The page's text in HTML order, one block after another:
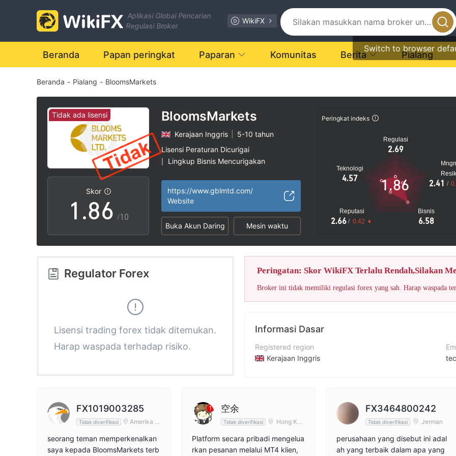
Aplikasi Global Pencarian
Regulasi Broker
WikiFX
Switch to browser
Beranda Papan peringkat Paparan Komunitas Berita Pialang
Beranda - Pialang - BloomsMarkets
Tidak ada lisensi
Skor
0
1
2
3
5
6
8
9
.
2
3
4
5
6
7
8
9
0
1
2
3
4
5
6
7
8
/10
BloomsMarkets
Kerajaan Inggris
5-10 tahun
Lisensi Peraturan Dicurigai
Lingkup Bisnis Mencurigakan
https://www.gblmtd.com/
Website
Buka Akun Daring Mesin waktu
Peringkat indeks
Regulasi
2.69
Teknologi
4.57
Reputasi
2.66 / 0.42
Bisnis
6.58
2.41 /
1.86
Skor
Regulator Forex
Lisensi trading forex tidak ditemukan.
Harap waspada terhadap risiko.
Peringatan: Skor WikiFX Terlalu Rendah,Silakan
Broker ini tidak memiliki regulasi forex yang sah. Harap waspada
Informasi Dasar
Registered region
Kerajaan Inggris
FX1019003285
Tidak diverifikasi
Amerika S
seorang teman memperkenalkan
saya kepada BloomsMarkets terb
空余
Tidak diverifikasi
Hong Kon
Platform secara pribadi mengelua
rkan pesanan melalui MT4 klien,
FX3464800242
Tidak diverifikasi Jerman
perusahaan yang disebut ini adal
ah yang terbaik dalam apa yang